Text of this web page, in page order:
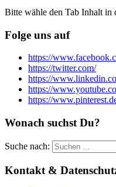
Bitte wähle den Tab Inhalt in
Folge uns auf
https://
https://twitter.com/
https://
https://
https://
Wonach suchst Du?
Suche nach:
Kontakt &